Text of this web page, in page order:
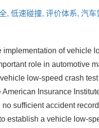
, 低速碰撞, 评价体系, 汽车
implementation of vehicle
role in automotive
low-speed crash
American Insurance
no sufficient accident
establish a vehicle low-